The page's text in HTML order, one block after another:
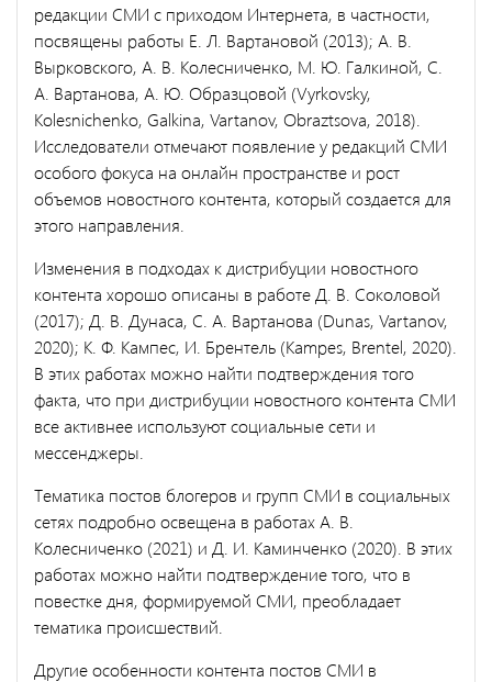
редакции СМИ с приходом Интернета, в частности,
посвящены работы Е. Л. Вартановой (2013); А. В.
Вырковского, А. В. Колесниченко, М. Ю. Галкиной, С.
А. Вартанова, А. Ю. Образцовой (Vyrkovsky,
Kolesnichenko, Galkina, Vartanov, Obraztsova, 2018).
Исследователи отмечают появление у редакций СМИ
особого фокуса на онлайн пространстве и рост
объемов новостного контента, который создается для
этого направления.
Изменения в подходах к дистрибуции новостного
контента хорошо описаны в работе Д. В. Соколовой
(2017); Д. В. Дунаса, С. А. Вартанова (Dunas, Vartanov,
2020); К. Ф. Кампес, И. Брентель (Kampes, Brentel, 2020).
В этих работах можно найти подтверждения того
факта, что при дистрибуции новостного контента СМИ
все активнее используют социальные сети и
мессенджеры.
Тематика постов блогеров и групп СМИ в социальных
сетях подробно освещена в работах А. В.
Колесниченко (2021) и Д. И. Каминченко (2020). В этих
работах можно найти подтверждение того, что в
повестке дня, формируемой СМИ, преобладает
тематика происшествий.
Другие особенности контента постов СМИ в